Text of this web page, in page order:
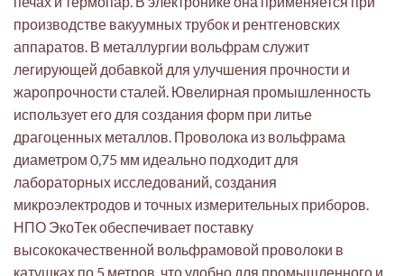
производстве вакуумных трубок и рентгеновских
аппаратов. В металлургии вольфрам служит
легирующей добавкой для улучшения прочности и
жаропрочности сталей. Ювелирная промышленность
использует его для создания форм при литье
драгоценных металлов. Проволока из вольфрама
диаметром 0,75 мм идеально подходит для
лабораторных исследований, создания
микроэлектродов и точных измерительных приборов.
НПО ЭкоТек обеспечивает поставку
высококачественной вольфрамовой проволоки в
катушках по 5 метров, что удобно для промышленного и